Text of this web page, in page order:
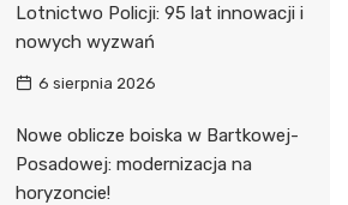
Lotnictwo Policji: 95 lat innowacji i
nowych wyzwań
6 sierpnia 2026
Nowe oblicze boiska w Bartkowej-
Posadowej: modernizacja na
horyzoncie!